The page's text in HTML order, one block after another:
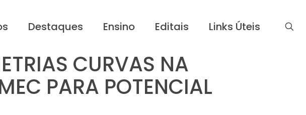
Destaques Ensino Editais Links Úteis
CURVAS NA
PARA POTENCIAL